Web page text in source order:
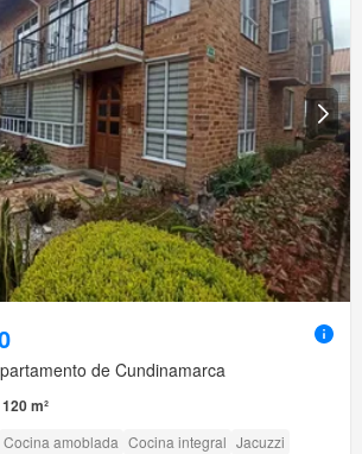
de Cundinamarca
120 m²
Cocina amoblada Cocina integral Jacuzzi